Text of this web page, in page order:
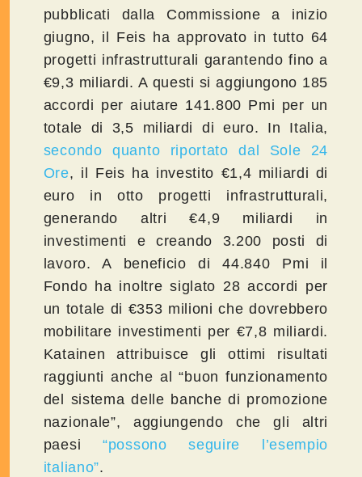
pubblicati dalla Commissione a inizio
giugno, il Feis ha approvato in tutto 64
progetti infrastrutturali garantendo fino a
€9,3 miliardi. A questi si aggiungono 185
accordi per aiutare 141.800 Pmi per un
totale di 3,5 miliardi di euro. In Italia,
secondo quanto riportato dal Sole 24
Ore, il Feis ha investito €1,4 miliardi di
euro in otto progetti infrastrutturali,
generando altri €4,9 miliardi in
investimenti e creando 3.200 posti di
lavoro. A beneficio di 44.840 Pmi il
Fondo ha inoltre siglato 28 accordi per
un totale di €353 milioni che dovrebbero
mobilitare investimenti per €7,8 miliardi.
Katainen attribuisce gli ottimi risultati
raggiunti anche al “buon funzionamento
del sistema delle banche di promozione
nazionale”, aggiungendo che gli altri
paesi “possono seguire l’esempio
italiano”.